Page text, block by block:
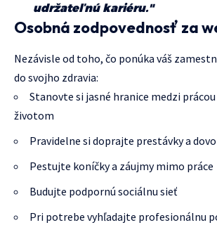
udržateľnú kariéru."
Osobná zodpovednosť za
Nezávisle od toho, čo ponúka váš
do svojho zdravia:
Stanovte si jasné hranice medzi
životom
Pravidelne si doprajte prestávky a
Pestujte koníčky a záujmy mimo práce
Budujte podpornú sociálnu sieť
Pri potrebe vyhľadajte profesionálnu